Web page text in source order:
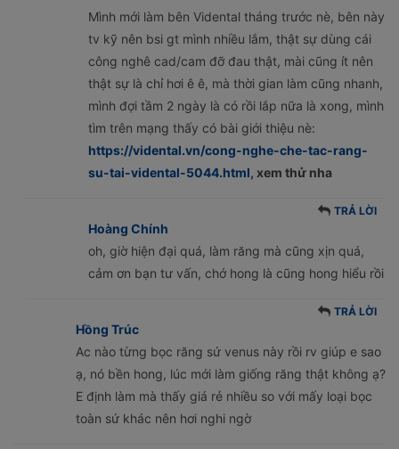
Mình mới làm bên Vidental tháng trước nè, bên này
tv kỹ nên bsi gt mình nhiều lắm, thật sự dùng cái
công nghê cad/cam đỡ đau thật, mài cũng ít nên
thật sự là chỉ hơi ê ê, mà thời gian làm cũng nhanh,
mình đợi tầm 2 ngày là có rồi lắp nữa là xong, mình
tìm trên mạng thấy có bài giới thiệu nè:
https://vidental.vn/cong-nghe-che-tac-rang-
su-tai-vidental-5044.html, xem thử nha
Hoàng Chính
TRẢ LỜI
oh, giờ hiện đại quá, làm răng mà cũng xịn quá,
cảm ơn bạn tư vấn, chớ hong là cũng hong hiểu rồi
Hồng Trúc
TRẢ LỜI
Ac nào từng bọc răng sứ venus này rồi rv giúp e sao
ạ, nó bền hong, lúc mới làm giống răng thật không ạ?
E định làm mà thấy giá rẻ nhiều so với mấy loại bọc
toàn sứ khác nên hơi nghi ngờ